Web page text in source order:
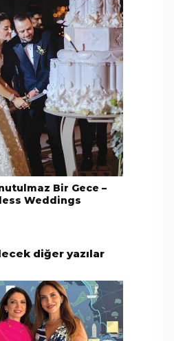
Bir Gece –
Weddings
diğer yazılar